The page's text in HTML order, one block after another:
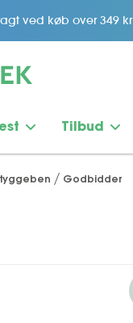
ved køb over 349 kr
Tilbud
Godbidder